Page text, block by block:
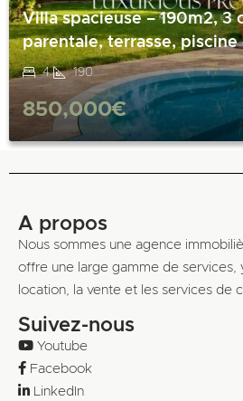
Villa spacieuse – 190m2, 3
parentale, terrasse, piscine
4 190
850,000€
A propos
Nous sommes une agence
offre une large gamme de services,
location, la vente et les services de
Suivez-nous
Youtube
Facebook
LinkedIn